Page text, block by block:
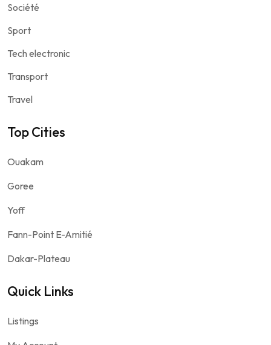
Société
Sport
Tech electronic
Transport
Travel
Top Cities
Ouakam
Goree
Yoff
Fann-Point E-Amitié
Dakar-Plateau
Quick Links
Listings